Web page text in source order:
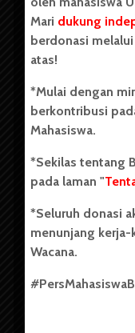
Copyright ©
Badan Otonom Pers
pers mahasiswa
(USU). Sebelumnya
Unit Kegiatan
berdiri pada 1 Juli 1995.
Tentang Kami
Mari dukung
berdonasi
atas!
*Mulai dengan
berkontribusi
Mahasiswa.
*Sekilas tentang
pada laman "
*Seluruh donasi
menunjang
Wacana.